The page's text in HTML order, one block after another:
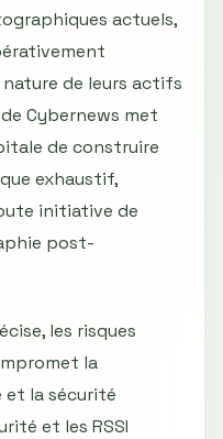
actuels,
de leurs actifs
Cybernews met
de construire
exhaustif,
initiative de
post-
les risques
la
la sécurité
et les RSSI